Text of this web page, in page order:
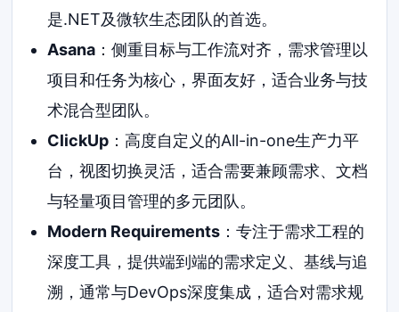
是.NET及微软生态团队的首选。
Asana：侧重目标与工作流对齐，需求管理以
项目和任务为核心，界面友好，适合业务与技
术混合型团队。
ClickUp：高度自定义的All-in-one生产力平
台，视图切换灵活，适合需要兼顾需求、文档
与轻量项目管理的多元团队。
Modern Requirements：专注于需求工程的
深度工具，提供端到端的需求定义、基线与追
溯，通常与DevOps深度集成，适合对需求规